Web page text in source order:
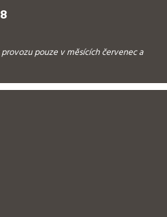
pouze v měsících červenec a